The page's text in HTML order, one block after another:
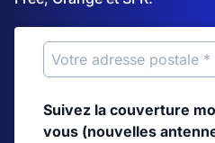
Suivez la couverture
vous (nouvelles